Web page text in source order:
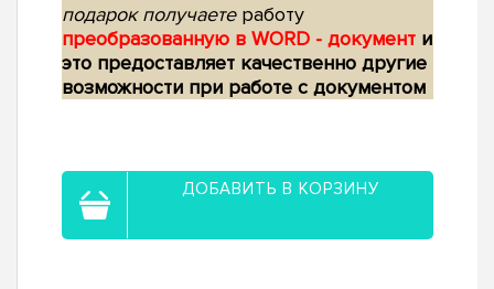
подарок получаетеработу
преобразованную в WORD - документ и
это предоставляет качественно другие
возможности при работе с документом
ДОБАВИТЬ В КОРЗИНУ